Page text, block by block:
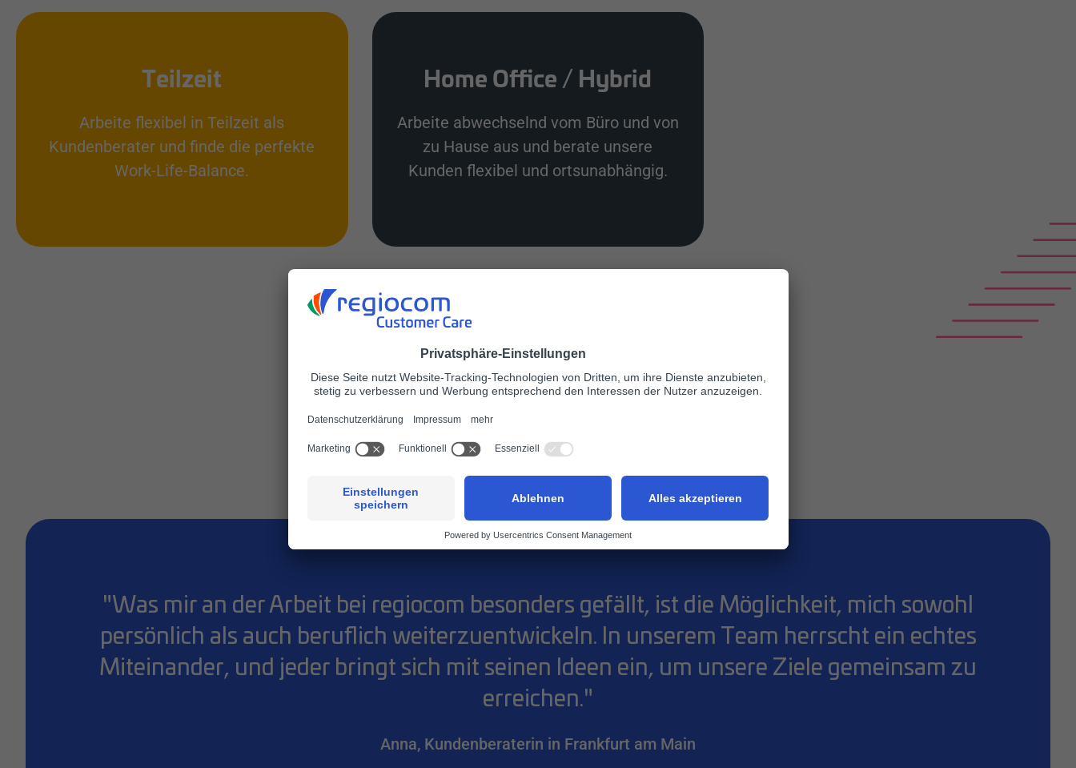
Teilzeit
Arbeite flexibel in Teilzeit als
Kundenberater und finde die perfekte
Work-Life-Balance.
Home Office / Hybrid
Arbeite abwechselnd vom Büro und von
zu Hause aus und berate unsere
Kunden flexibel und ortsunabhängig.
Das sagen unsere Mitarbeitenden
"Was mir an der Arbeit bei regiocom besonders gefällt, ist die Möglichkeit, mich sowohl
persönlich als auch beruflich weiterzuentwickeln. In unserem Team herrscht ein echtes
Miteinander, und jeder bringt sich mit seinen Ideen ein, um unsere Ziele gemeinsam zu
erreichen."
Anna, Kundenberaterin in Frankfurt am Main